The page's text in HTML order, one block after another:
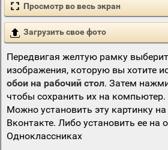
Просмотр во весь экран
Загрузить свое фото
Передвигая желтую рамку
изображения, которую вы хотите
обои на рабочий стол. Затем
чтобы сохранить их на компьютер.
Можно установить эту картинку
Вконтакте. Либо установить ее на
Одноклассниках